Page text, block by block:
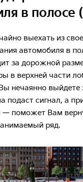
в полосе
выехать из
автомобиля в
за дорожной
в верхней части
нечаянно выйдете
подаст сигнал, а
— поможет Вам
ряд.